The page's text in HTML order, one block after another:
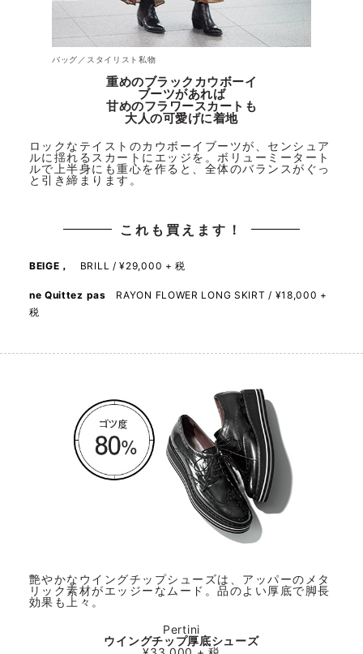
バッグ／スタイリスト私物
重めのブラックカウボーイ
ブーツがあれば
甘めのフラワースカートも
大人の可愛げに着地
ロックなテイストのカウボーイブーツが、センシュア
ルに揺れるスカートにエッジを。ボリューミータート
ルで上半身にも重心を作ると、全体のバランスがぐっ
と引き締まります。
これも買えます！
BEIGE， BRILL / ¥29,000 + 税
ne Quittez pas RAYON FLOWER LONG SKIRT / ¥18,000 +
税
艶やかなウイングチップシューズは、アッパーのメタ
リック素材がエッジーなムード。品のよい厚底で脚長
効果も上々。
Pertini
ウイングチップ厚底シューズ